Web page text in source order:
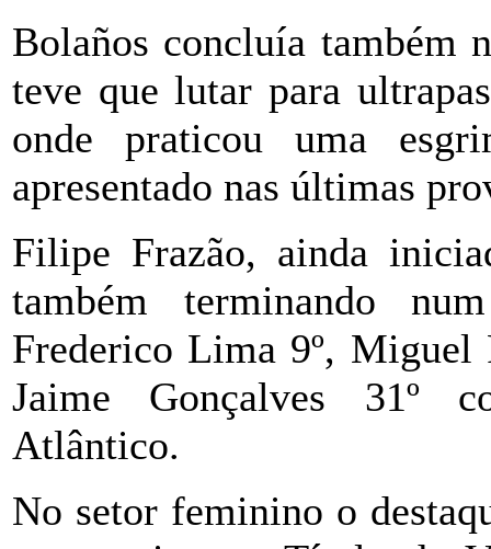
Bolaños concluía também
teve que lutar para
onde praticou uma
apresentado nas últimas
Filipe Frazão, ainda
também terminando
Frederico Lima 9º, Miguel
Jaime Gonçalves 31º
Atlântico.
No setor feminino o